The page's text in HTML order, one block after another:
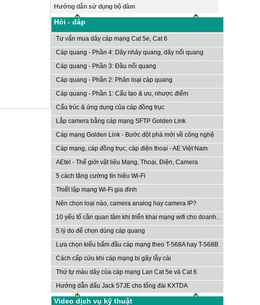
Hướng dẫn sử dụng bộ đàm
Hỏi - đáp
Tư vấn mua dây cáp mạng Cat 5e, Cat 6
Cáp quang - Phần 4: Dây nhảy quang, dây nối quang
Cáp quang - Phần 3: Đầu nối quang
Cáp quang - Phần 2: Phân loại cáp quang
Cáp quang - Phần 1: Cấu tạo & ưu, nhược điểm
Cấu trúc & ứng dụng của cáp đồng trục
Lắp camera bằng cáp mạng SFTP Golden Link
Cáp mạng Golden Link - Bước đột phá mới về công nghệ
Cáp mạng, cáp đồng trục, cáp điện thoại - AE Việt Nam
AEtel - Thế giới vật liệu Mạng, Thoại, Điện, Camera
5 cách tăng cường tín hiệu Wi-Fi
Thiết lập mạng Wi-Fi gia đình
Nên chọn loại nào, camera analog hay camera IP?
10 yếu tố cần quan tâm khi triển khai mạng wifi cho doanh...
5 lý do để chọn dùng cáp quang
Lựa chọn kiểu bấm đầu cáp mạng theo T-568A hay T-568B
Cách cấp cứu khi cáp mạng bị gãy lẫy cài
Thứ tự màu dây của cáp mạng Lan Cat 5e và Cat 6
Hướng dẫn đấu Jack 57JE cho tổng đài KXTDA
Video dịch vụ kỹ thuật